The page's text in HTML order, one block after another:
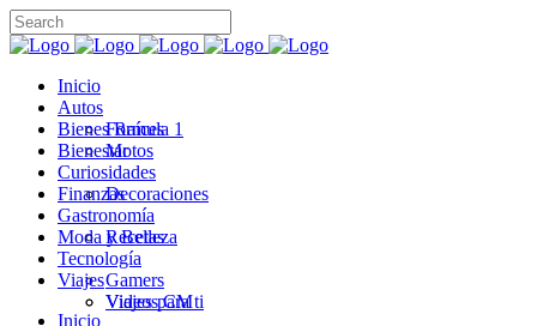
Inicio
Autos
Formula 1
Motos
Bienes Raíces
Bienestar
Curiosidades
Decoraciones
Finanzas
Gastronomía
Recetas
Moda y Belleza
Tecnología
Gamers
Videos CM
Viajes
Viajes para ti
Inicio